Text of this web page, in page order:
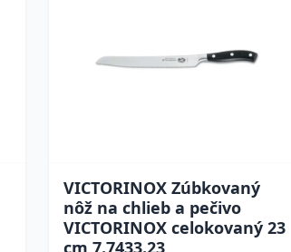
VICTORINOX Zúbkovaný
nôž na chlieb a pečivo
VICTORINOX celokovaný 23
cm 7.7433.23